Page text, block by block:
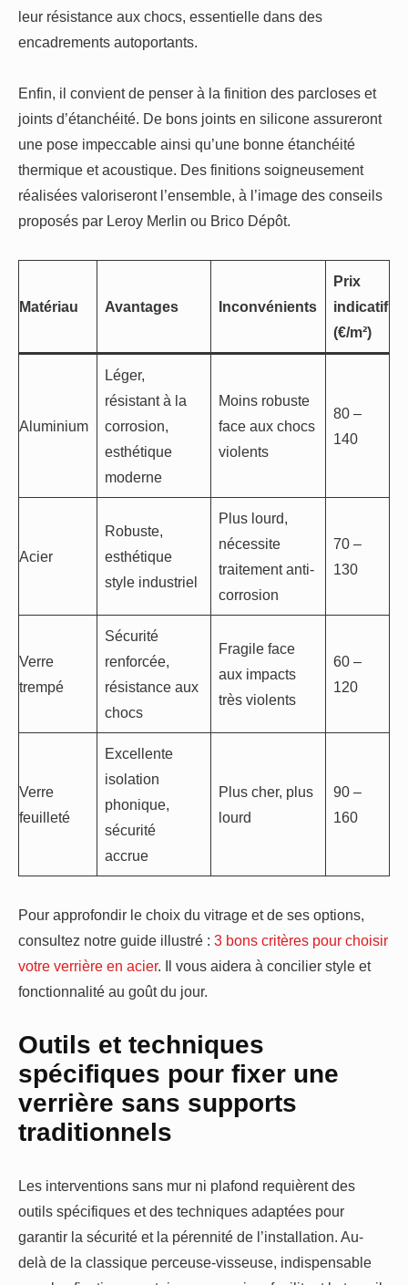
leur résistance aux chocs, essentielle dans des
encadrements autoportants.
Enfin, il convient de penser à la finition des parcloses et
joints d’étanchéité. De bons joints en silicone assureront
une pose impeccable ainsi qu’une bonne étanchéité
thermique et acoustique. Des finitions soigneusement
réalisées valoriseront l’ensemble, à l’image des conseils
proposés par Leroy Merlin ou Brico Dépôt.
Matériau Avantages Inconvénients
Prix
indicatif
(€/m²)
Aluminium
Léger,
résistant à la
corrosion,
esthétique
moderne
Moins robuste
face aux chocs
violents
80 –
140
Acier
Robuste,
esthétique
style industriel
Plus lourd,
nécessite
traitement anti-
corrosion
70 –
130
Verre
trempé
Sécurité
renforcée,
résistance aux
chocs
Fragile face
aux impacts
très violents
60 –
120
Verre
feuilleté
Excellente
isolation
phonique,
sécurité
accrue
Plus cher, plus
lourd
90 –
160
Pour approfondir le choix du vitrage et de ses options,
consultez notre guide illustré : 3 bons critères pour choisir
votre verrière en acier. Il vous aidera à concilier style et
fonctionnalité au goût du jour.
Outils et techniques
spécifiques pour fixer une
verrière sans supports
traditionnels
Les interventions sans mur ni plafond requièrent des
outils spécifiques et des techniques adaptées pour
garantir la sécurité et la pérennité de l’installation. Au-
delà de la classique perceuse-visseuse, indispensable